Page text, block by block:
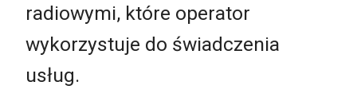
radiowymi, które operator
wykorzystuje do świadczenia
usług.